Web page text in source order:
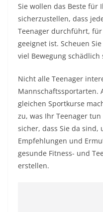
Sie wollen das Beste für
sicherzustellen, dass
Teenager durchführt,
geeignet ist. Scheuen
viel Bewegung schädlich
Nicht alle Teenager
Mannschaftssportarten.
gleichen Sportkurse
zu, was Ihr Teenager
sicher, dass Sie da sind,
Empfehlungen und
gesunde Fitness- und
erstellen.